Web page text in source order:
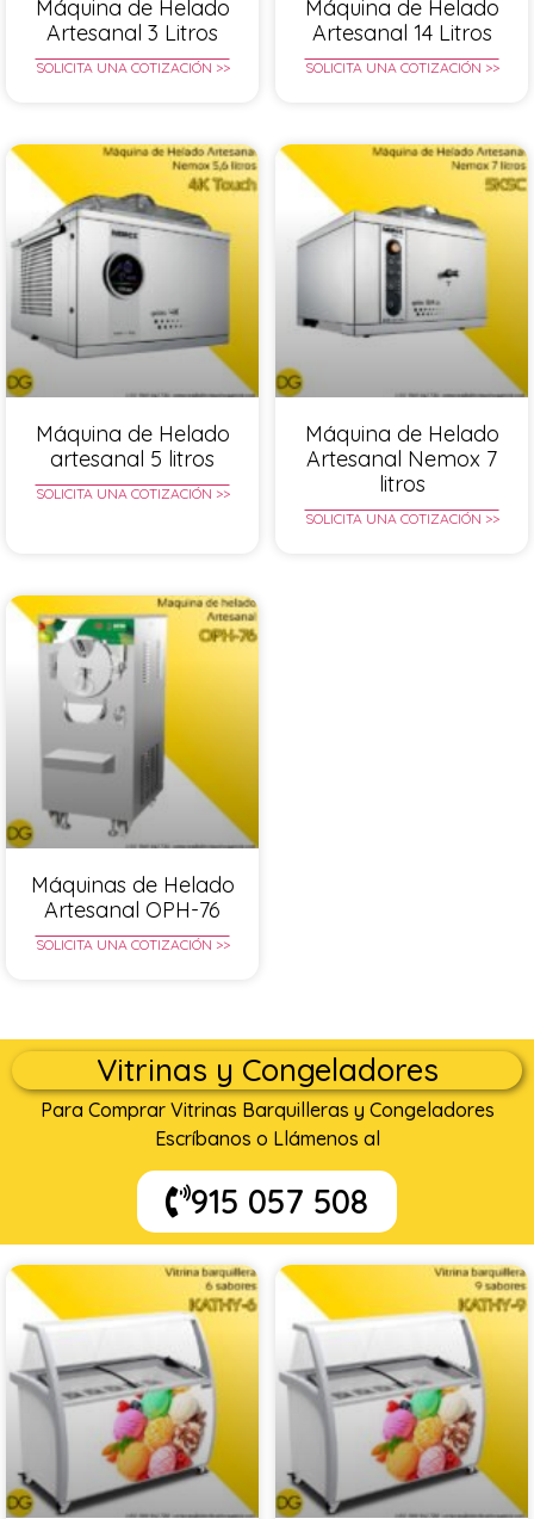
Máquina de Helado
Artesanal 3 Litros
SOLICITA UNA COTIZACIÓN >>
Máquina de Helado
Artesanal 14 Litros
SOLICITA UNA COTIZACIÓN >>
Máquina de Helado
artesanal 5 litros
SOLICITA UNA COTIZACIÓN >>
Máquina de Helado
Artesanal Nemox 7
litros
SOLICITA UNA COTIZACIÓN >>
Máquinas de Helado
Artesanal OPH-76
SOLICITA UNA COTIZACIÓN >>
Vitrinas y Congeladores
Para Comprar Vitrinas Barquilleras y Congeladores
Escríbanos o Llámenos al
915 057 508